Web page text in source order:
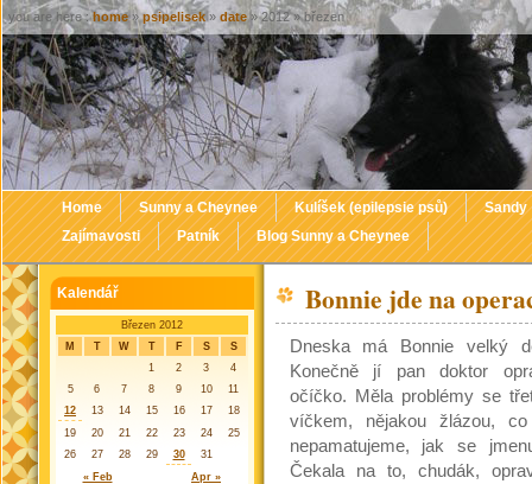
Home Sunny a Cheynee Kulíšek (epilepsie psů)
Sandy
Zajímavosti
Patník Blog Sunny a Cheynee
Bonnie jde na
Dneska má Bonnie velký
Konečně jí pan doktor
očíčko. Měla problémy se
víčkem, nějakou žlázou,
nepamatujeme, jak se
Čekala na to, chudák,
Kalendář
Březen 2012
M
T W T F S S
« Feb Apr »
1 2 3
4
5
6 7 8 9 10
11
12
13 14 15 16 17
18
19
20 21 22 23 24
25
26
27 28 29 30 31
you are here :home»psipelisek » date» 2012 » březen